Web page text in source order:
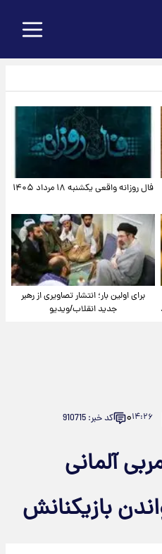
فال روزانه واقعی یکشنبه ۱۸ مرداد ۱۴۰۵
برای اولین بار؛ انتشار تصاویری از رهبر
جدید انقلاب/ویدیو
۱۴:۲۶۰ کد خبر: 910715
آلمانی
بازیکنانش